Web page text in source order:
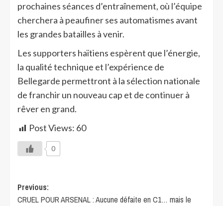
prochaines séances d’entraînement, où l’équipe
cherchera à peaufiner ses automatismes avant
les grandes batailles à venir.
Les supporters haïtiens espèrent que l’énergie,
la qualité technique et l’expérience de
Bellegarde permettront à la sélection nationale
de franchir un nouveau cap et de continuer à
rêver en grand.
Post Views: 60
0
Previous:
CRUEL POUR ARSENAL : Aucune défaite en C1… mais le